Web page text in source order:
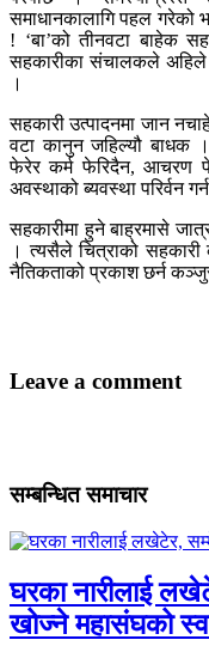
समाधानकालागि पहल गरेको
! ‘बा’को तीनवटा बाहेक
सहकारीका संचालकले अहिले
।
सहकारी उत्पादनमा जान
वटा कानुन जहिल्यौ बाधक ।
फेरेर कर्म फेरिदैन, आचरण
अवस्थाको ब्यवस्था परिर्वन
सहकारीमा हुने बाह्रमासे
। त्यसैले चित्राको सहकारी
नैतिकताको प्रकाश छर्न
Leave a comment
सम्बन्धित समाचार
घरका नारीलाई
खोज्ने महासंघको